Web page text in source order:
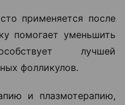
применяется после
помогает уменьшить
лучшей
фолликулов.
и плазмотерапию,